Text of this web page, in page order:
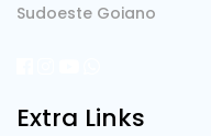
Sudoeste Goiano
Extra Links